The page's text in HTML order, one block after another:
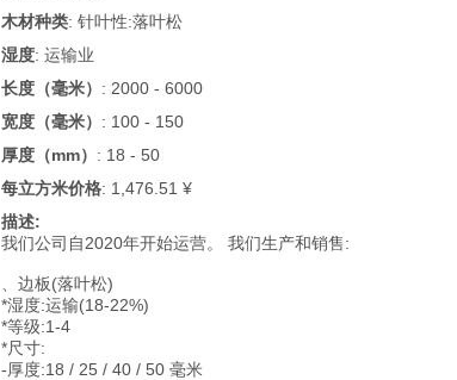
木材种类: 针叶性:落叶松
湿度: 运输业
长度（毫米） : 2000 - 6000
宽度（毫米） : 100 - 150
厚度（mm） : 18 - 50
每立方米价格: 1,476.51 ¥
描述:
我们公司自2020年开始运营。 我们生产和销售:
、边板(落叶松)
*湿度:运输(18-22%)
*等级:1-4
*尺寸:
-厚度:18 / 25 / 40 / 50 毫米